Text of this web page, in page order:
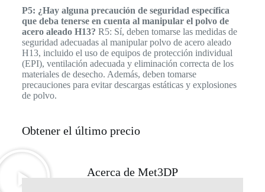
P5: ¿Hay alguna precaución de seguridad específica
que deba tenerse en cuenta al manipular el polvo de
acero aleado H13? R5: Sí, deben tomarse las medidas de
seguridad adecuadas al manipular polvo de acero aleado
H13, incluido el uso de equipos de protección individual
(EPI), ventilación adecuada y eliminación correcta de los
materiales de desecho. Además, deben tomarse
precauciones para evitar descargas estáticas y explosiones
de polvo.
Obtener el último precio
Acerca de Met3DP